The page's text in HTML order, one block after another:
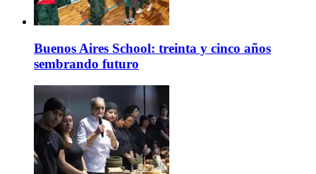
Buenos Aires School: treinta y cinco años
sembrando futuro